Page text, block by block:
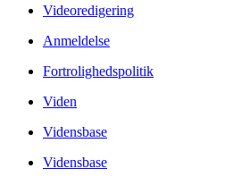
Videoredigering
Anmeldelse
Fortrolighedspolitik
Viden
Vidensbase
Vidensbase